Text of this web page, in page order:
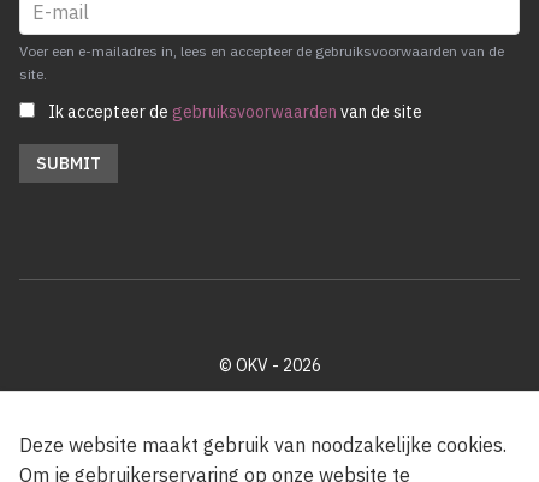
Voer een e-mailadres in, lees en accepteer de gebruiksvoorwaarden van de
site.
Ik accepteer de gebruiksvoorwaarden van de site
© OKV - 2026
Deze website maakt gebruik van noodzakelijke cookies.
Om je gebruikerservaring op onze website te